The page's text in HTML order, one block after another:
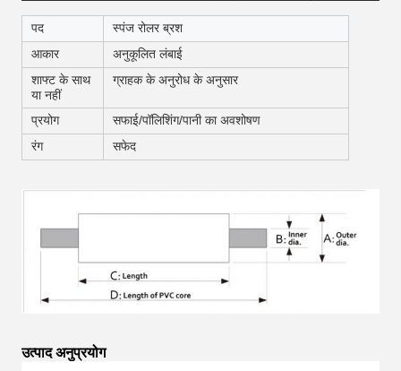
पद
स्पंज रोलर ब्रश
आकार
अनुकूलित लंबाई
शाफ्ट के साथ
या नहीं
ग्राहक के अनुरोध के अनुसार
प्रयोग
सफाई/पॉलिशिंग/पानी का अवशोषण
रंग
सफेद
उत्पाद अनुप्रयोग